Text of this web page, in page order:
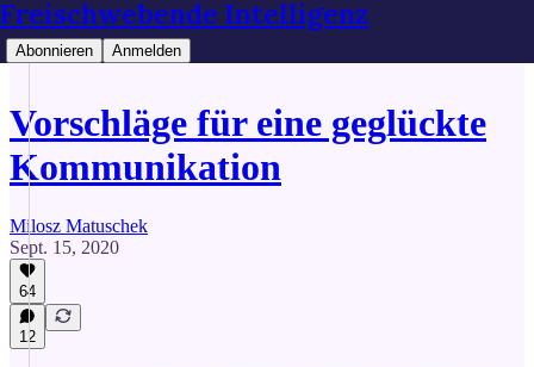
Freischwebende Intelligenz
Abonnieren Anmelden
Vorschläge für eine geglückte
Kommunikation
Milosz Matuschek
Sept. 15, 2020
64
12